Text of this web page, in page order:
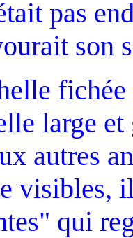
pas
son
large
autres
visibles,
qui